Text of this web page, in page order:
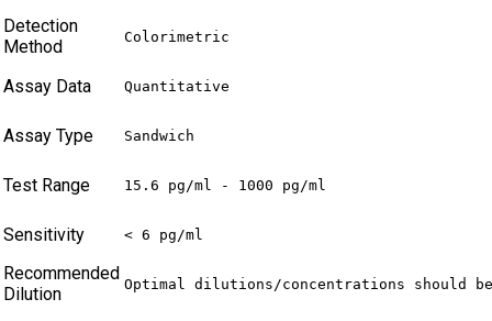
Detection
Method
Colorimetric
Assay Data Quantitative
Assay Type Sandwich
Test Range 15.6 pg/ml - 1000 pg/ml
Sensitivity < 6 pg/ml
Recommended
Dilution
Optimal dilutions/concentrations should